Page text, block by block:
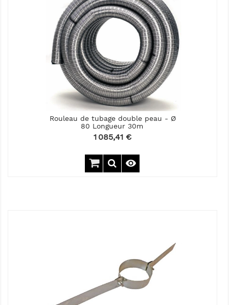
Rouleau de tubage double peau - Ø
80 Longueur 30m
Prix
1 085,41 €
